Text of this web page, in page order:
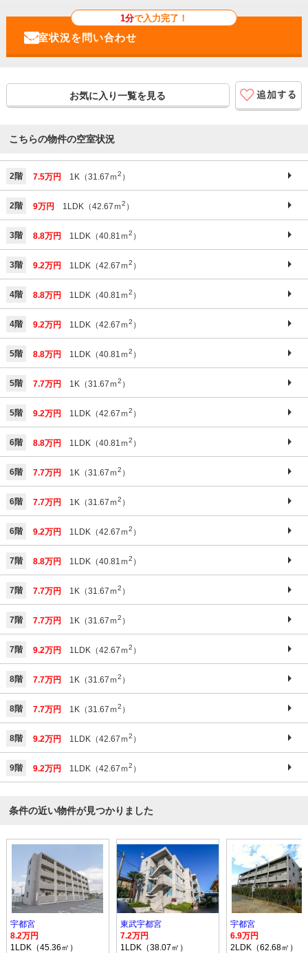
1分で入力完了！
お気に入り一覧を見る
こちらの物件の空室状況
2階 7.5万円 1K（31.67ｍ2 ）
2階 9万円 1LDK（42.67ｍ2 ）
3階 8.8万円 1LDK（40.81ｍ2 ）
3階 9.2万円 1LDK（42.67ｍ2 ）
4階 8.8万円 1LDK（40.81ｍ2 ）
4階 9.2万円 1LDK（42.67ｍ2 ）
5階 8.8万円 1LDK（40.81ｍ2 ）
5階 7.7万円 1K（31.67ｍ2 ）
5階 9.2万円 1LDK（42.67ｍ2 ）
6階 8.8万円 1LDK（40.81ｍ2 ）
6階 7.7万円 1K（31.67ｍ2 ）
6階 7.7万円 1K（31.67ｍ2 ）
6階 9.2万円 1LDK（42.67ｍ2 ）
7階 8.8万円 1LDK（40.81ｍ2 ）
7階 7.7万円 1K（31.67ｍ2 ）
7階 7.7万円 1K（31.67ｍ2 ）
7階 9.2万円 1LDK（42.67ｍ2 ）
8階 7.7万円 1K（31.67ｍ2 ）
8階 7.7万円 1K（31.67ｍ2 ）
8階 9.2万円 1LDK（42.67ｍ2 ）
9階 9.2万円 1LDK（42.67ｍ2 ）
条件の近い物件が見つかりました
宇都宮
8.2万円
1LDK（45.36㎡）
東武宇都宮
7.2万円
1LDK（38.07㎡）
宇都宮
6.9万円
2LDK（62.68㎡）